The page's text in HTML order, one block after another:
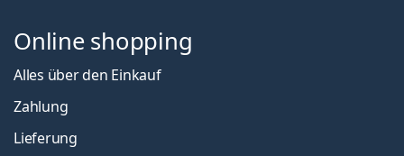
Online shopping
Alles über den Einkauf
Zahlung
Lieferung